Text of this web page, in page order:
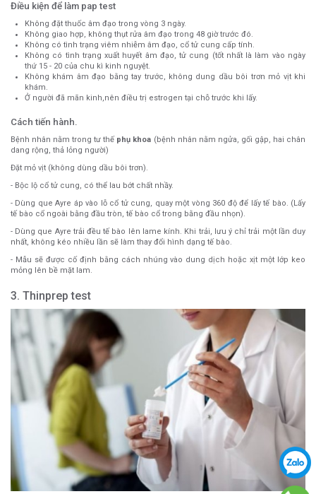
Điều kiện để làm pap test
Không đặt thuốc âm đạo trong vòng 3 ngày.
Không giao hợp, không thụt rửa âm đạo trong 48 giờ trước đó.
Không có tình trạng viêm nhiễm âm đạo, cổ tử cung cấp tính.
Không có tình trạng xuất huyết âm đạo, tử cung (tốt nhất là làm vào ngày
thứ 15 - 20 của chu kì kinh nguyệt.
Không khám âm đạo bằng tay trước, không dung dầu bôi trơn mỏ vịt khi
khám.
Ở người đã mãn kinh,nên điều trị estrogen tại chỗ trước khi lấy.
Cách tiến hành.
Bệnh nhân nằm trong tư thế phụ khoa (bệnh nhân nằm ngửa, gối gập, hai chân
dang rộng, thả lỏng người)
Đặt mỏ vịt (không dùng dầu bôi trơn).
- Bộc lộ cổ tử cung, có thể lau bớt chất nhầy.
- Dùng que Ayre áp vào lỗ cổ tử cung, quay một vòng 360 độ để lấy tế bào. (Lấy
tế bào cổ ngoài bằng đầu tròn, tế bào cổ trong bằng đầu nhọn).
- Dùng que Ayre trải đều tế bào lên lame kính. Khi trải, lưu ý chỉ trải một lần duy
nhất, không kéo nhiều lần sẽ làm thay đổi hình dạng tế bào.
- Mẫu sẽ được cố định bằng cách nhúng vào dung dịch hoặc xịt một lớp keo
mỏng lên bề mặt lam.
3. Thinprep test